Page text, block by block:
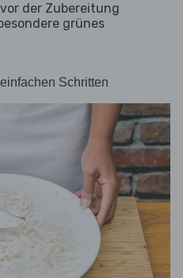
der Zubereitung
grünes
Schritten